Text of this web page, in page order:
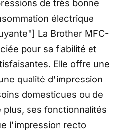
de très bonne
électrique
La Brother MFC-
pour sa fiabilité et
Elle offre une
qualité d'impression
domestiques ou de
plus, ses fonctionnalités
l'impression recto